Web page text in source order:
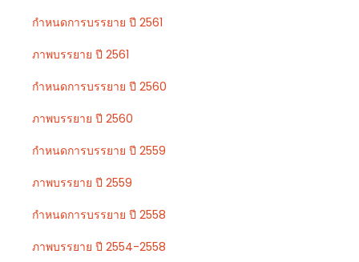
กำหนดการบรรยาย ปี 2561
ภาพบรรยาย ปี 2561
กำหนดการบรรยาย ปี 2560
ภาพบรรยาย ปี 2560
กำหนดการบรรยาย ปี 2559
ภาพบรรยาย ปี 2559
กำหนดการบรรยาย ปี 2558
ภาพบรรยาย ปี 2554-2558